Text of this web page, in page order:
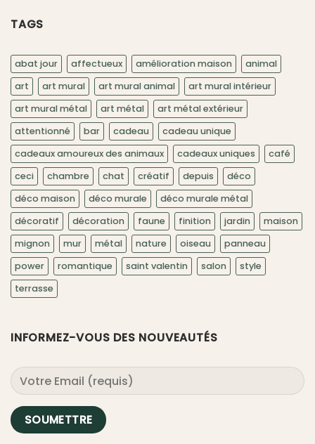
TAGS
abat jour affectueux amélioration maison
animal
art
art mural art mural animal
art mural intérieur
art mural métal
art métal
art métal extérieur
attentionné
bar cadeau
cadeau unique
cadeaux amoureux des animaux
cadeaux uniques
café
ceci
chambre chat créatif depuis
déco
déco maison
déco murale
déco murale métal
décoratif
décoration faune finition jardin
maison
mignon
mur métal nature oiseau
panneau
power
romantique saint valentin salon
style
terrasse
INFORMEZ-VOUS DES NOUVEAUTÉS